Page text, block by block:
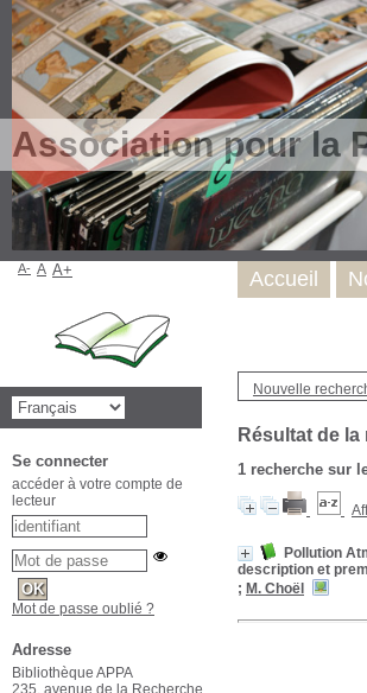
Association pour la
Nouvelle
Résultat de
1 recherche sur
Pollution
description et
; M. Choël
Accueil
A- A A+
Se connecter
accéder à votre compte de
lecteur
Mot de passe oublié ?
Adresse
Bibliothèque APPA
235, avenue de la Recherche